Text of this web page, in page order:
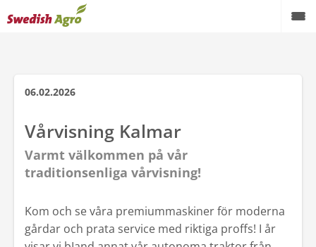
06.02.2026
Vårvisning Kalmar
Varmt välkommen på vår
traditionsenliga vårvisning!
Kom och se våra premiummaskiner för moderna
gårdar och prata service med riktiga proffs! I år
Butik
Aktuellt